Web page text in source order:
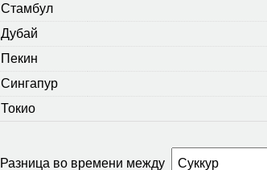
Стамбул
Дубай
Пекин
Сингапур
Токио
Разница во времени между